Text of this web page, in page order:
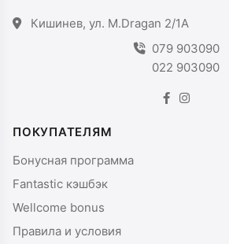
Кишинев, ул. M.Dragan 2/1A
079 903090
022 903090
ПОКУПАТЕЛЯМ
Бонусная программа
Fantastic кэшбэк
Wellcome bonus
Правила и условия